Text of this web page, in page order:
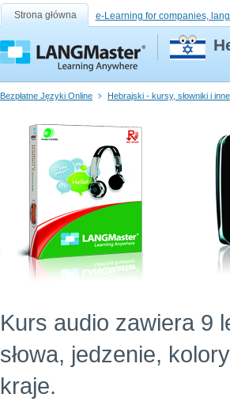
Strona główna e-Learning for companies,
Bezpłatne Języki Online Hebrajski - kursy, słowniki i
Kurs audio zawiera 9
słowa, jedzenie,
kraje.